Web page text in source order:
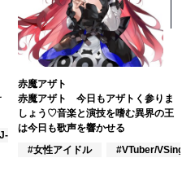
POP
赤魔アザト
赤魔アザト 今日もアザトく参りま
しょう♡音楽と演技を嗜む異界の王
は今日も歌声を響かせる
#女性アイドル
#VTuber/VSinger